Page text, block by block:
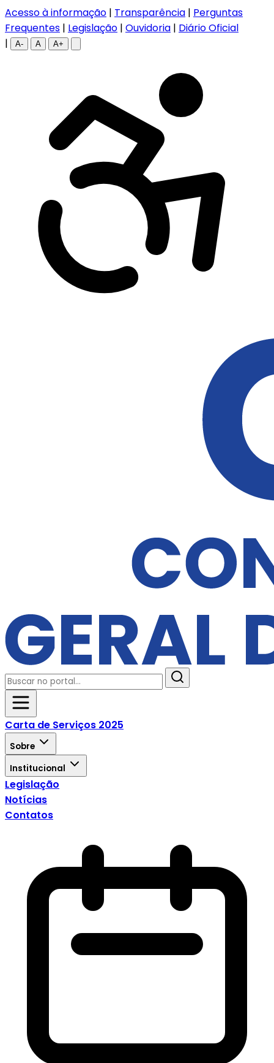
Acesso à informação | Transparência | Perguntas
Frequentes | Legislação | Ouvidoria | Diário Oficial
|
A- A A+
Carta de Serviços 2025
Sobre
Institucional
Legislação
Notícias
Contatos